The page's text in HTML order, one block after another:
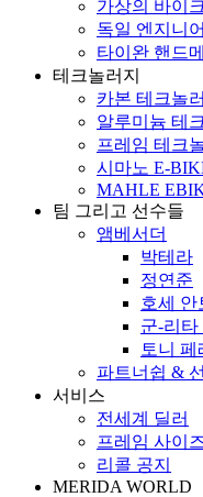
가상의 바이
독일 엔지니
타이완 핸드
테크놀러지
카본 테크놀
알루미늄 테
프레임 테크
시마노 E-
MAHLE
팀 그리고 선수들
앰베서더
박테라
정연준
호세 안
군-리
토니 페
파트너쉽 &
서비스
전세계 딜러
프레임 사이
리콜 공지
MERIDA WORLD